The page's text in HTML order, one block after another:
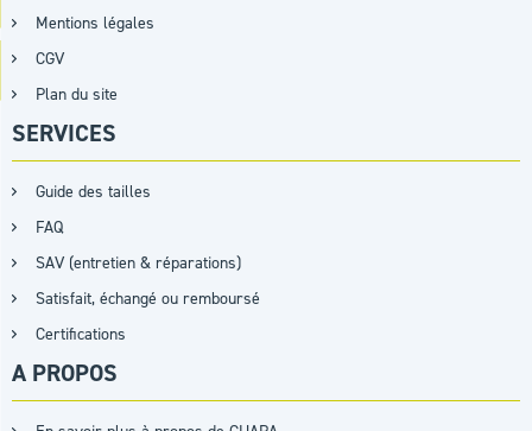
Mentions légales
CGV
Plan du site
SERVICES
Guide des tailles
FAQ
SAV (entretien & réparations)
Satisfait, échangé ou remboursé
Certifications
A PROPOS